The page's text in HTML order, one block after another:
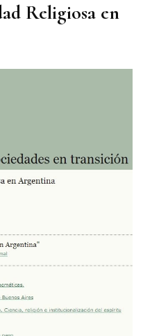
Religiosa en